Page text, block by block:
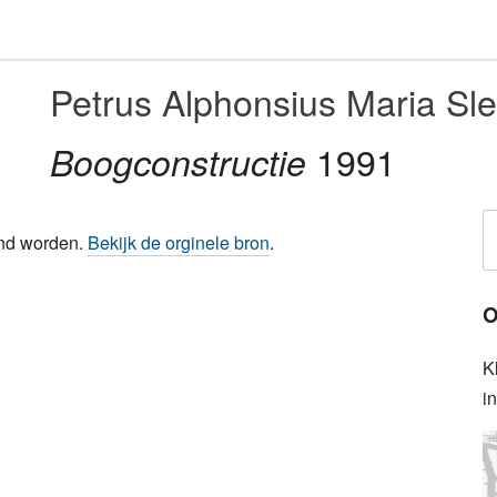
Petrus Alphonsius Maria
Boogconstructie 1991
worden. Bekijk de orginele bron.